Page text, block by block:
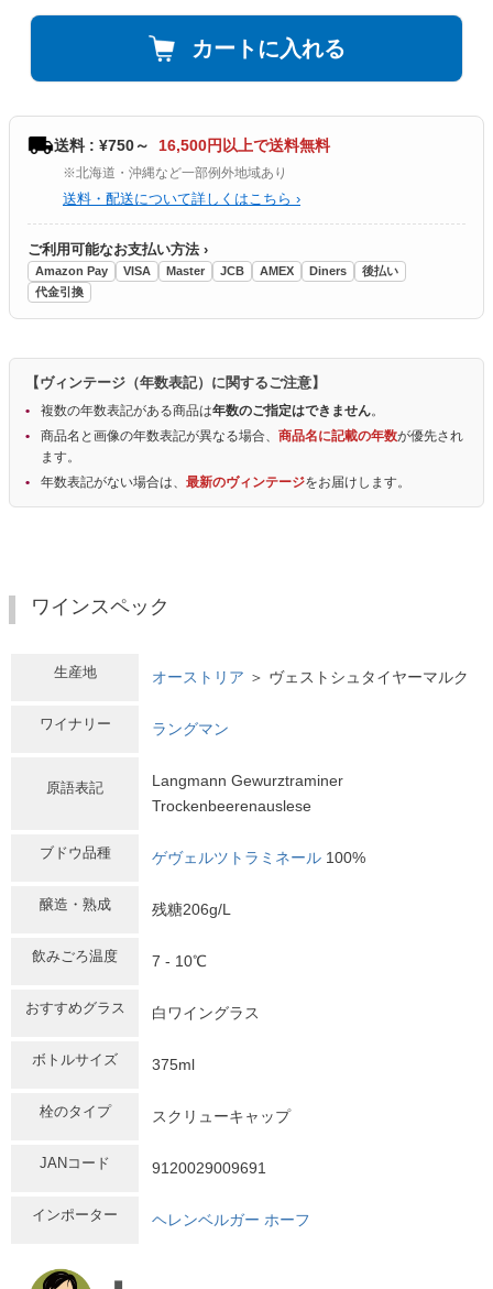
カートに入れる
送料 : ¥750～ 16,500円以上で送料無料
※北海道・沖縄など一部例外地域あり
送料・配送について詳しくはこちら ›
ご利用可能なお支払い方法 ›
Amazon Pay VISA Master JCB AMEX Diners
後払い
代金引換
【ヴィンテージ（年数表記）に関するご注意】
複数の年数表記がある商品は年数のご指定はできません。
商品名と画像の年数表記が異なる場合、 商品名に記載の年数が優先され
ます。
年数表記がない場合は、 最新のヴィンテージをお届けします。
ワインスペック
生産地 オーストリア ＞ ヴェストシュタイヤーマルク
ワイナリー ラングマン
原語表記
Langmann Gewurztraminer
Trockenbeerenauslese
ブドウ品種 ゲヴェルツトラミネール 100%
醸造・熟成 残糖206g/L
飲みごろ温度 7 - 10℃
おすすめグラス 白ワイングラス
ボトルサイズ 375ml
栓のタイプ スクリューキャップ
JANコード 9120029009691
インポーター ヘレンベルガー ホーフ